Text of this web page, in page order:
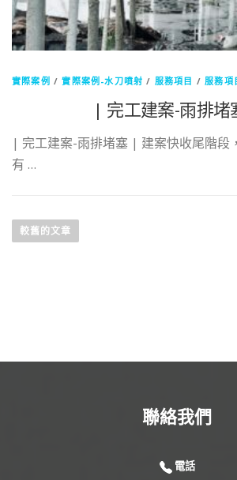
實際案例 /實際案例-水刀噴射 / 服務項目 /服務項
| 完工建案-雨排堵
| 完工建案-雨排堵塞 | 建案快收尾階段
有 …
較舊的文章
聯絡我們
電話